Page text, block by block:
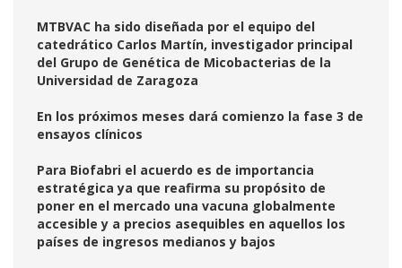
MTBVAC ha sido diseñada por el equipo del
catedrático Carlos Martín, investigador principal
del Grupo de Genética de Micobacterias de la
Universidad de Zaragoza
En los próximos meses dará comienzo la fase 3 de
ensayos clínicos
Para Biofabri el acuerdo es de importancia
estratégica ya que reafirma su propósito de
poner en el mercado una vacuna globalmente
accesible y a precios asequibles en aquellos los
países de ingresos medianos y bajos